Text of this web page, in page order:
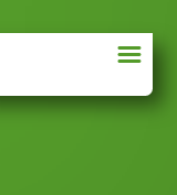
☰